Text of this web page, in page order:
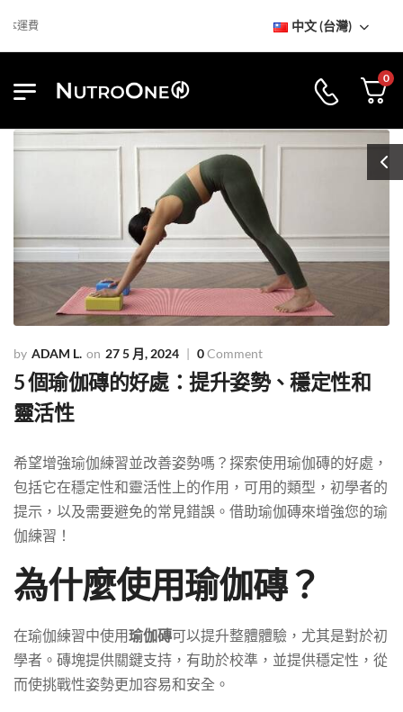
到訪NutroOne陳列室 免基本運
中文 (台灣)
0
ADAM L. 27 5 月, 2024 0Comment
5 個瑜伽磚的好處：提升姿勢、穩定性和
靈活性
希望增強瑜伽練習並改善姿勢嗎？探索使用瑜伽磚的好處，
包括它在穩定性和靈活性上的作用，可用的類型，初學者的
提示，以及需要避免的常見錯誤。借助瑜伽磚來增強您的瑜
伽練習！
為什麼使用瑜伽磚？
在瑜伽練習中使用瑜伽磚可以提升整體體驗，尤其是對於初
學者。磚塊提供關鍵支持，有助於校準，並提供穩定性，從
而使挑戰性姿勢更加容易和安全。